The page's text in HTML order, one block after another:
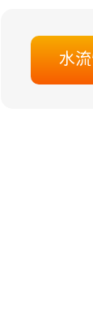
水